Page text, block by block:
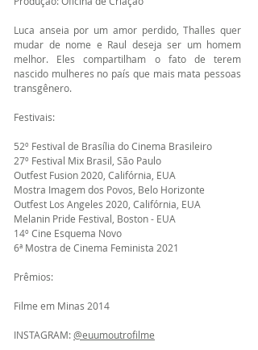
Luca anseia por um amor perdido, Thalles quer
mudar de nome e Raul deseja ser um homem
melhor. Eles compartilham o fato de terem
nascido mulheres no país que mais mata pessoas
transgênero.
Festivais:
52º Festival de Brasília do Cinema Brasileiro
27º Festival Mix Brasil, São Paulo
Outfest Fusion 2020, Califórnia, EUA
Mostra Imagem dos Povos, Belo Horizonte
Outfest Los Angeles 2020, Califórnia, EUA
Melanin Pride Festival, Boston - EUA
14º Cine Esquema Novo
6ª Mostra de Cinema Feminista 2021
Prêmios:
Filme em Minas 2014
INSTAGRAM:@euumoutrofilme